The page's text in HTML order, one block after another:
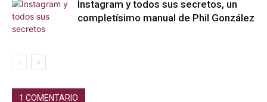
Instagram y todos sus secretos, un
completísimo manual de Phil González
1 COMENTARIO